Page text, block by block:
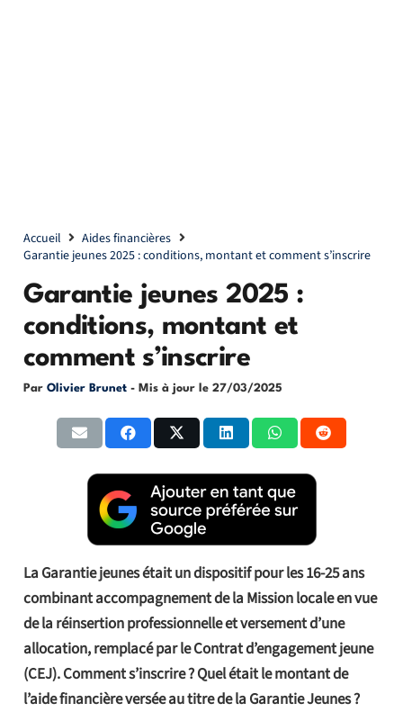
Accueil
Aides financières
Garantie jeunes 2025 : conditions, montant et comment s’inscrire
Garantie jeunes 2025 :
conditions, montant et
comment s’inscrire
Par Olivier Brunet - Mis à jour le 27/03/2025
La Garantie jeunes était un dispositif pour les 16-25 ans
combinant accompagnement de la Mission locale en vue
de la réinsertion professionnelle et versement d’une
allocation, remplacé par le Contrat d’engagement jeune
(CEJ). Comment s’inscrire ? Quel était le montant de
l’aide financière versée au titre de la Garantie Jeunes ?